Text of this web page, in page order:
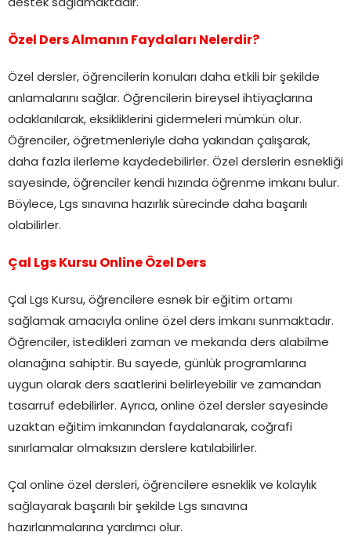
destek sağlamaktadır.
Özel Ders Almanın Faydaları Nelerdir?
Özel dersler, öğrencilerin konuları daha etkili bir şekilde
anlamalarını sağlar. Öğrencilerin bireysel ihtiyaçlarına
odaklanılarak, eksikliklerini gidermeleri mümkün olur.
Öğrenciler, öğretmenleriyle daha yakından çalışarak,
daha fazla ilerleme kaydedebilirler. Özel derslerin esnekliği
sayesinde, öğrenciler kendi hızında öğrenme imkanı bulur.
Böylece, Lgs sınavına hazırlık sürecinde daha başarılı
olabilirler.
Çal Lgs Kursu Online Özel Ders
Çal Lgs Kursu, öğrencilere esnek bir eğitim ortamı
sağlamak amacıyla online özel ders imkanı sunmaktadır.
Öğrenciler, istedikleri zaman ve mekanda ders alabilme
olanağına sahiptir. Bu sayede, günlük programlarına
uygun olarak ders saatlerini belirleyebilir ve zamandan
tasarruf edebilirler. Ayrıca, online özel dersler sayesinde
uzaktan eğitim imkanından faydalanarak, coğrafi
sınırlamalar olmaksızın derslere katılabilirler.
Çal online özel dersleri, öğrencilere esneklik ve kolaylık
sağlayarak başarılı bir şekilde Lgs sınavına
hazırlanmalarına yardımcı olur.